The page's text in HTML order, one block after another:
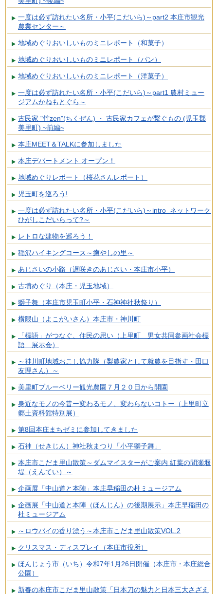
一度は必ず訪れたい名所・小平(こだいら)～part2 本庄市観光
農業センター～
地域めぐりおいしいものミニレポート（和菓子）
地域めぐりおいしいものミニレポート（パン）
地域めぐりおいしいものミニレポート（洋菓子）
一度は必ず訪れたい名所・小平(こだいら)～part1 農村ミュー
ジアムかねもとぐら～
古民家 "竹zen"(ちくぜん) ・ 古民家カフェが繋ぐもの (児玉郡
美里町) ~前編~
本庄MEET＆TALKに参加しました
本庄デパートメント オープン！
地域めぐりレポート（桜花さんレポート）
児玉町を巡ろう!
一度は必ず訪れたい名所・小平(こだいら)～intro ネットワーク
ひがしこだいらって?～
レトロな建物を巡ろう！
稲沢ハイキングコース～癒やしの里～
あじさいの小路（遅咲きのあじさい・本庄市小平）
古墳めぐり（本庄・児玉地域）
獅子舞（本庄市児玉町小平・石神神社秋祭り）
横隈山（よこがいさん）本庄市・神川町
「標語」がつなぐ、住民の思い（上里町 男女共同参画社会標
語 展示会）
～神川町地域おこし協力隊（梨農家として就農を目指す・田口
友理さん）～
美里町ブルーベリー観光農園７月２０日から開園
身近なモノの今昔ー変わるモノ、変わらないコトー（上里町立
郷土資料館特別展）
第8回本庄まちゼミに参加してきました
石神（せきじん）神社秋まつり「小平獅子舞」
本庄市こだま里山散策～ダムマイスターがご案内 紅葉の間瀬堰
堤（えんてい）～
企画展「中山道と本陣」本庄早稲田の杜ミュージアム
企画展「中山道と本陣（ほんじん）の後期展示」本庄早稲田の
杜ミュージアム
～ロウバイの香り漂う～本庄市こだま里山散策VOL.2
クリスマス・ディスプレイ（本庄市役所）
ほんじょう市（いち）令和7年1月26日開催（本庄市・本庄総合
公園）
新春の本庄市こだま里山散策「日本刀の魅力と日本三大さざえ